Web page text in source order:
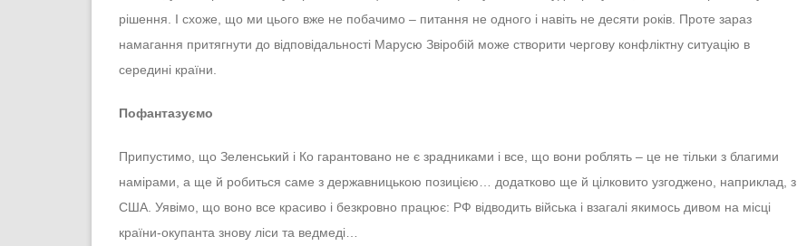
рішення. І схоже, що ми цього вже не побачимо – питання не одного і навіть не десяти років. Проте зараз
намагання притягнути до відповідальності Марусю Звіробій може створити чергову конфліктну ситуацію в
середині країни.
Пофантазуємо
Припустимо, що Зеленський і Ко гарантовано не є зрадниками і все, що вони роблять – це не тільки з благими
намірами, а ще й робиться саме з державницькою позицією… додатково ще й цілковито узгоджено, наприклад, з
США. Уявімо, що воно все красиво і безкровно працює: РФ відводить війська і взагалі якимось дивом на місці
країни-окупанта знову ліси та ведмеді…